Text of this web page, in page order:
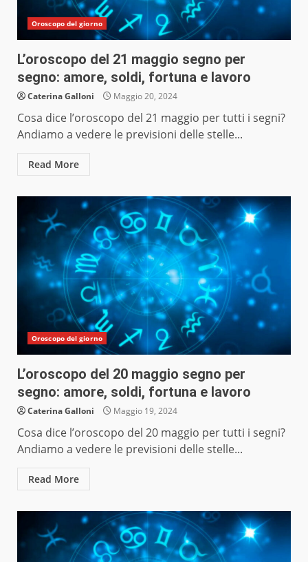
Oroscopo del giorno
L’oroscopo del 21 maggio segno per
segno: amore, soldi, fortuna e lavoro
Caterina Galloni Maggio 20, 2024
Cosa dice l’oroscopo del 21 maggio per tutti i segni?
Andiamo a vedere le previsioni delle stelle...
Read More
Oroscopo del giorno
L’oroscopo del 20 maggio segno per
segno: amore, soldi, fortuna e lavoro
Caterina Galloni Maggio 19, 2024
Cosa dice l’oroscopo del 20 maggio per tutti i segni?
Andiamo a vedere le previsioni delle stelle...
Read More